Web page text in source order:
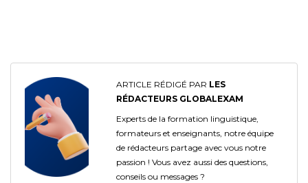
ARTICLE RÉDIGÉ PAR LES
RÉDACTEURS GLOBALEXAM
Experts de la formation linguistique,
formateurs et enseignants, notre équipe
de rédacteurs partage avec vous notre
passion ! Vous avez aussi des questions,
conseils ou messages ?